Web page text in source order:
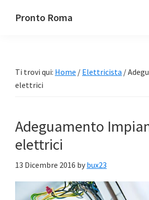
Pronto Roma
Ti trovi qui: Home / Elettricista /
elettrici
Adeguamento
elettrici
13 Dicembre 2016 by bux23